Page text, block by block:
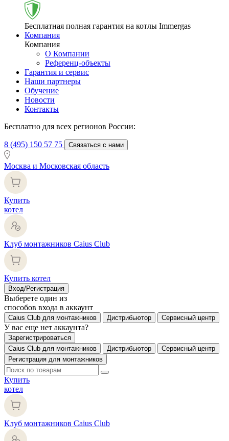
Бесплатная полная гарантия на котлы Immergas
Компания
Компания
О Компании
Референц-объекты
Гарантия и сервис
Наши партнеры
Обучение
Новости
Контакты
Бесплатно для всех регионов России:
8 (495) 150 57 75 Связаться с нами
Москва и Московская область
Купить
котел
Клуб монтажников Caius Club
Купить котел
Вход/Регистрация
Выберете один из
способов входа в аккаунт
Caius Club для монтажников Дистрибьютор Сервисный центр
У вас еще нет аккаунта?
Зарегистрироваться
Caius Club для монтажников
Дистрибьютор
Сервисный центр
Регистрация для монтажников
Купить
котел
Клуб монтажников Caius Club